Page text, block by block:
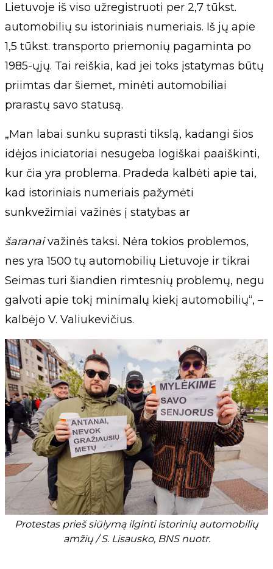
Lietuvoje iš viso užregistruoti per 2,7 tūkst.
automobilių su istoriniais numeriais. Iš jų apie
1,5 tūkst. transporto priemonių pagaminta po
1985-ųjų. Tai reiškia, kad jei toks įstatymas būtų
priimtas dar šiemet, minėti automobiliai
prarastų savo statusą.
„Man labai sunku suprasti tikslą, kadangi šios
idėjos iniciatoriai nesugeba logiškai paaiškinti,
kur čia yra problema. Pradeda kalbėti apie tai,
kad istoriniais numeriais pažymėti
sunkvežimiai važinės į statybas ar
šaranaivažinės taksi. Nėra tokios problemos,
nes yra 1500 tų automobilių Lietuvoje ir tikrai
Seimas turi šiandien rimtesnių problemų, negu
galvoti apie tokį minimalų kiekį automobilių“, –
kalbėjo V. Valiukevičius.
Protestas prieš siūlymą ilginti istorinių automobilių
amžių / S. Lisausko, BNS nuotr.